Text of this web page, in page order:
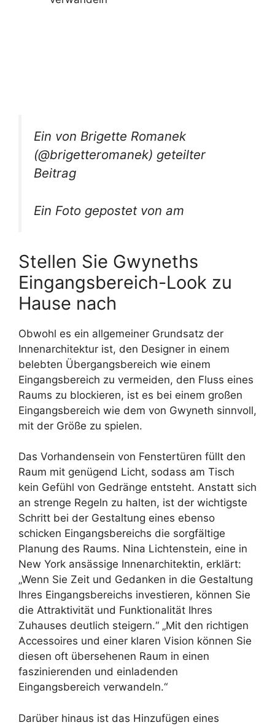
Ein von Brigette Romanek
(@brigetteromanek) geteilter
Beitrag
Ein Foto gepostet von am
Stellen Sie Gwyneths
Eingangsbereich-Look zu
Hause nach
Obwohl es ein allgemeiner Grundsatz der
Innenarchitektur ist, den Designer in einem
belebten Übergangsbereich wie einem
Eingangsbereich zu vermeiden, den Fluss eines
Raums zu blockieren, ist es bei einem großen
Eingangsbereich wie dem von Gwyneth sinnvoll,
mit der Größe zu spielen.
Das Vorhandensein von Fenstertüren füllt den
Raum mit genügend Licht, sodass am Tisch
kein Gefühl von Gedränge entsteht. Anstatt sich
an strenge Regeln zu halten, ist der wichtigste
Schritt bei der Gestaltung eines ebenso
schicken Eingangsbereichs die sorgfältige
Planung des Raums. Nina Lichtenstein, eine in
New York ansässige Innenarchitektin, erklärt:
„Wenn Sie Zeit und Gedanken in die Gestaltung
Ihres Eingangsbereichs investieren, können Sie
die Attraktivität und Funktionalität Ihres
Zuhauses deutlich steigern.“ „Mit den richtigen
Accessoires und einer klaren Vision können Sie
diesen oft übersehenen Raum in einen
faszinierenden und einladenden
Eingangsbereich verwandeln.“
Darüber hinaus ist das Hinzufügen eines